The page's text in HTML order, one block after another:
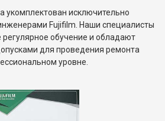
укомплектован исключительно
Fujifilm. Наши специалисты
регулярное обучение и обладают
для проведения ремонта
уровне.